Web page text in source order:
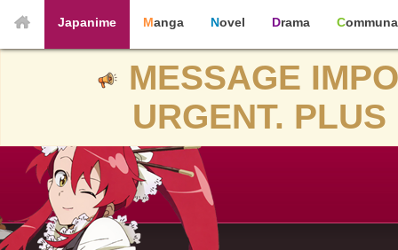
Japanime Manga Novel Drama
MESSAGE
URGENT.